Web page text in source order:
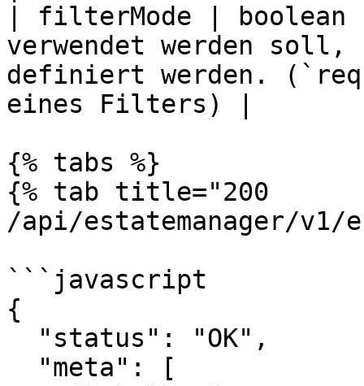
| filterMode |
verwendet werden
definiert werden.
eines Filters) |
{% tabs %}
{% tab title="200
/api/estatemanager/v1/
```javascript
{